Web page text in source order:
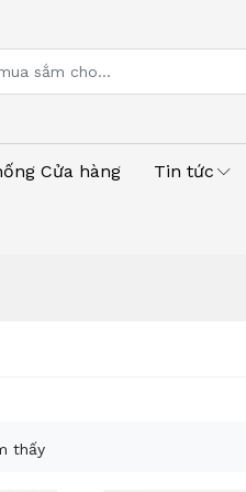
Cửa hàng Tin tức
thấy